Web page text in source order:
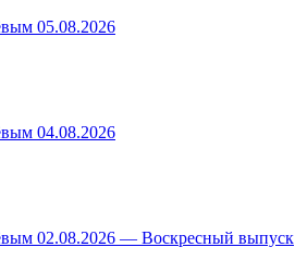
05.08.2026
04.08.2026
02.08.2026 — Воскресный выпуск